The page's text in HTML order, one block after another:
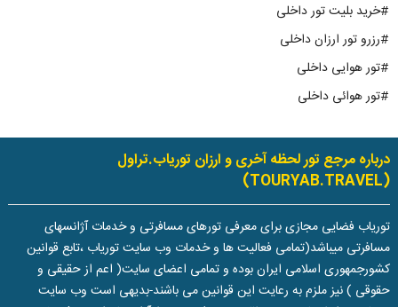
#خرید بلیت تور داخلی
#رزرو تور ارزان داخلی
#تور هوایی داخلی
#تور هوائی داخلی
درباره مرجع تور لحظه آخری و ارزان توریاب.تراول
(TOURYAB.TRAVEL)
توریاب فضایی مجازی برای معرفی تورهای مسافرتی و خدمات آژانسهای
مسافرتی میباشد(تمامی فعالیت ها و خدمات وب سایت توریاب ،تابع قوانین
کشورجمهوری اسلامی ایران بوده و تمامی اعضای سایت( اعم از حقیقی و
حقوقی ) نیز ملزم به رعایت این قوانین می باشند-بدیهی است وب سایت